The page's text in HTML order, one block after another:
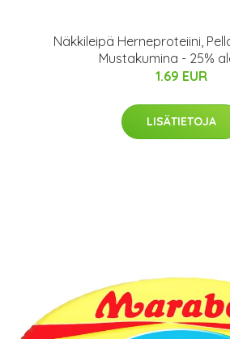
Näkkileipä Herneproteiini,
Mustakumina - 25%
1.69 EUR
LISÄTIETOJA